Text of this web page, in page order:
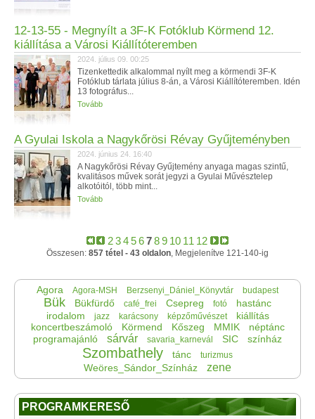
12-13-55 - Megnyílt a 3F-K Fotóklub Körmend 12.
kiállítása a Városi Kiállítóteremben
2024. július 09. 00:25
Tizenkettedik alkalommal nyílt meg a körmendi 3F-K
Fotóklub tárlata július 8-án, a Városi Kiállítóteremben. Idén
13 fotográfus...
Tovább
A Gyulai Iskola a Nagykőrösi Révay Gyűjteményben
2024. június 24. 16:40
A Nagykőrösi Révay Gyűjtemény anyaga magas szintű,
kvalitásos művek sorát jegyzi a Gyulai Művésztelep
alkotóitól, több mint...
Tovább
23456789 10 11 12
Összesen: 857 tétel - 43 oldalon, Megjelenítve 121-140-ig
Agora Agora-MSH Berzsenyi_Dániel_Könyvtár budapest
Bük Bükfürdő café_frei Csepreg fotó
hastánc
irodalom
jazz karácsony képzőművészet
kiállítás
koncertbeszámoló
Körmend Kőszeg MMIK
néptánc
programajánló
sárvár savaria_karnevál SIC színház
Szombathely tánc turizmus
Weöres_Sándor_Színház zene
PROGRAMKERESŐ